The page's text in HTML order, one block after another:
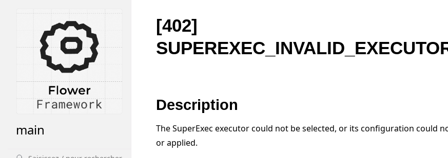
main
[402]
Description
The SuperExec executor could not be selected, or its configuration could
or applied.